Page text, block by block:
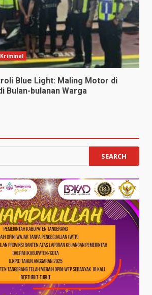
Kriminal
Blue Light: Maling Motor di
Bulan-bulanan Warga